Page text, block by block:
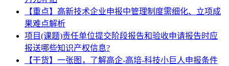
【重点】高新技术企业申报中管理制度需细化、立项成
果难点解析
项目(课题)责任单位提交阶段报告和验收申请报告时应
报送哪些知识产权信息?
【干货】一张图，了解高企-高培-科技小巨人申报条件